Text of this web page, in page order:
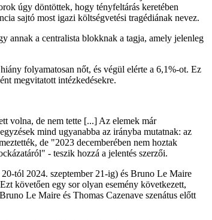
úgy döntöttek, hogy tényfeltárás keretében
sajtó most igazi költségvetési tragédiának nevez.
annak a centralista blokknak a tagja, amely jelenleg
folyamatosan nőt, és végül elérte a 6,1%-ot. Ez
megvitatott intézkedésekre.
volna, de nem tette [...] Az elemek már
mind ugyanabba az irányba mutatnak: az
de "2023 decemberében nem hoztak
- teszik hozzá a jelentés szerzői.
tól 2024. szeptember 21-ig) és Bruno Le Maire
követően egy sor olyan esemény következett,
Le Maire és Thomas Cazenave szenátus előtt